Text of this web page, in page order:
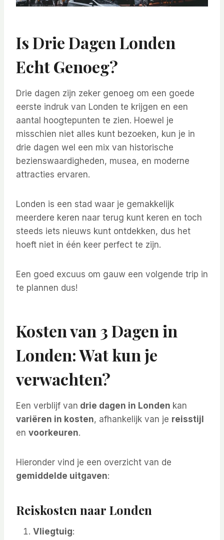
Is Drie Dagen Londen
Echt Genoeg?
Drie dagen zijn zeker genoeg om een goede
eerste indruk van Londen te krijgen en een
aantal hoogtepunten te zien. Hoewel je
misschien niet alles kunt bezoeken, kun je in
drie dagen wel een mix van historische
bezienswaardigheden, musea, en moderne
attracties ervaren.
Londen is een stad waar je gemakkelijk
meerdere keren naar terug kunt keren en toch
steeds iets nieuws kunt ontdekken, dus het
hoeft niet in één keer perfect te zijn.
Een goed excuus om gauw een volgende trip in
te plannen dus!
Kosten van 3 Dagen in
Londen: Wat kun je
verwachten?
Een verblijf van drie dagen in Londen kan
variëren in kosten, afhankelijk van je reisstijl
en voorkeuren.
Hieronder vind je een overzicht van de
gemiddelde uitgaven:
Reiskosten naar Londen
Vliegtuig: